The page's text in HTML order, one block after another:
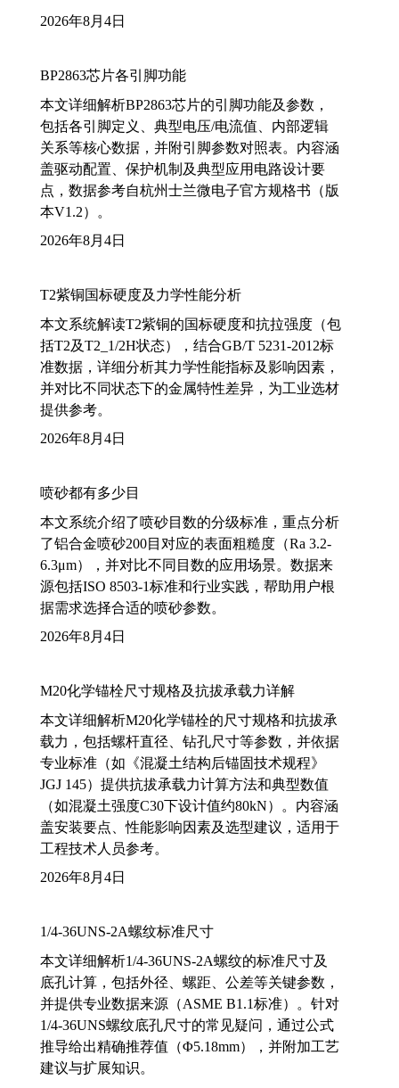
2026年8月4日
BP2863芯片各引脚功能
本文详细解析BP2863芯片的引脚功能及参数，
包括各引脚定义、典型电压/电流值、内部逻辑
关系等核心数据，并附引脚参数对照表。内容涵
盖驱动配置、保护机制及典型应用电路设计要
点，数据参考自杭州士兰微电子官方规格书（版
本V1.2）。
2026年8月4日
T2紫铜国标硬度及力学性能分析
本文系统解读T2紫铜的国标硬度和抗拉强度（包
括T2及T2_1/2H状态），结合GB/T 5231-2012标
准数据，详细分析其力学性能指标及影响因素，
并对比不同状态下的金属特性差异，为工业选材
提供参考。
2026年8月4日
喷砂都有多少目
本文系统介绍了喷砂目数的分级标准，重点分析
了铝合金喷砂200目对应的表面粗糙度（Ra 3.2-
6.3μm），并对比不同目数的应用场景。数据来
源包括ISO 8503-1标准和行业实践，帮助用户根
据需求选择合适的喷砂参数。
2026年8月4日
M20化学锚栓尺寸规格及抗拔承载力详解
本文详细解析M20化学锚栓的尺寸规格和抗拔承
载力，包括螺杆直径、钻孔尺寸等参数，并依据
专业标准（如《混凝土结构后锚固技术规程》
JGJ 145）提供抗拔承载力计算方法和典型数值
（如混凝土强度C30下设计值约80kN）。内容涵
盖安装要点、性能影响因素及选型建议，适用于
工程技术人员参考。
2026年8月4日
1/4-36UNS-2A螺纹标准尺寸
本文详细解析1/4-36UNS-2A螺纹的标准尺寸及
底孔计算，包括外径、螺距、公差等关键参数，
并提供专业数据来源（ASME B1.1标准）。针对
1/4-36UNS螺纹底孔尺寸的常见疑问，通过公式
推导给出精确推荐值（Φ5.18mm），并附加工艺
建议与扩展知识。